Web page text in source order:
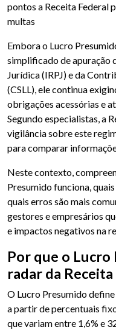
pontos a Receita Federal
multas
Embora o Lucro
simplificado de apuração
Jurídica (IRPJ) e da
(CSLL), ele continua
obrigações acessórias e
Segundo especialistas, a
vigilância sobre este
para comparar
Neste contexto,
Presumido funciona,
quais erros são mais
gestores e empresários
e impactos negativos na
Por que o Lucro
radar da
O Lucro Presumido define
a partir de percentuais
que variam entre 1,6% e